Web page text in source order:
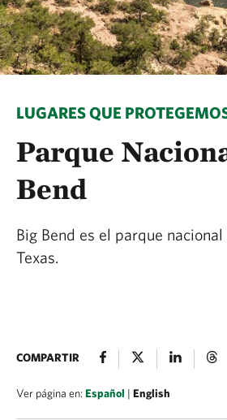
LUGARES QUE
Parque
Bend
Big Bend es el parque
Texas.
COMPARTIR
Ver página en:Español | English